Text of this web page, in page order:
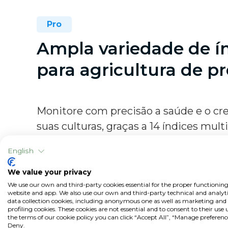
Pro
Ampla variedade de
para agricultura de
Monitore com precisão a saúde e o
suas culturas, graças a 14 índices
Os diferentes índices permitem
baixo vigor levando em conta
conteúdo de água nas folhas e a
Além disso, existem índices para uso
específicos da safra, por exemplo,
English
We value your privacy
We use our own and third-party cookies essential for the proper
website and app. We also use our own and third-party technical and
data collection cookies, including anonymous one as well as marketing and
profiling cookies. These cookies are not essential and to consent to their use
the terms of our cookie policy you can click “Accept All”, “Manage
Deny.